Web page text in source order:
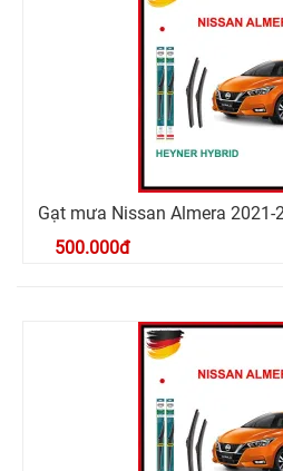
Gạt mưa Nissan Almera
500.000đ